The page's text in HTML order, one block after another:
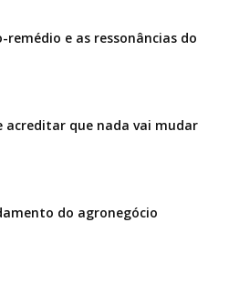
remédio e as ressonâncias do
acreditar que nada vai mudar
do agronegócio